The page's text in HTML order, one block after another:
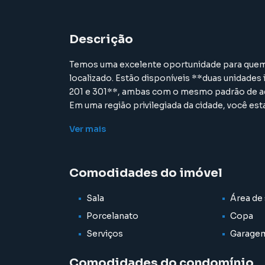
Descrição
Temos uma excelente oportunidade para
localizado. Estão disponíveis **duas
201 e 301**, ambas com o mesmo padrão de
Em uma região privilegiada da cidade, você
O edifício oferece garagem e uma agradável
integração aos ambientes. A cozinha é
com ambientes bem distribuídos e
Se você procura um imóvel novo, pronto para
oportunidade ideal. **Escolha a unidade que
Ver mais
Comodidades do imóvel
Sala Área
Porcelanato
Copa
Serviços